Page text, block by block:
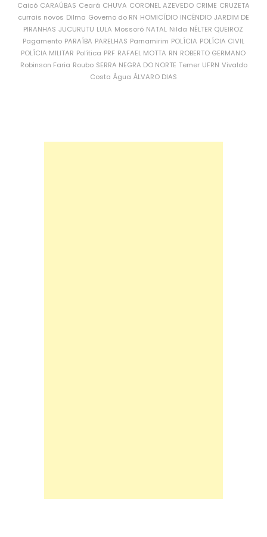
Caicó CARAÚBAS Ceará CHUVA CORONEL AZEVEDO CRIME CRUZETA
currais novos Dilma Governo do RN HOMICÍDIO INCÊNDIO JARDIM DE
PIRANHAS JUCURUTU LULA Mossoró NATAL Nilda NÉLTER QUEIROZ
Pagamento PARAÍBA PARELHAS Parnamirim POLÍCIA POLÍCIA CIVIL
POLÍCIA MILITAR Política PRF RAFAEL MOTTA RN ROBERTO GERMANO
Robinson Faria Roubo SERRA NEGRA DO NORTE Temer UFRN Vivaldo
Costa Água ÁLVARO DIAS